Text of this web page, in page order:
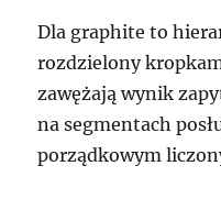
Dla graphite to
rozdzielony
zawężają wynik
na segmentach
porządkowym